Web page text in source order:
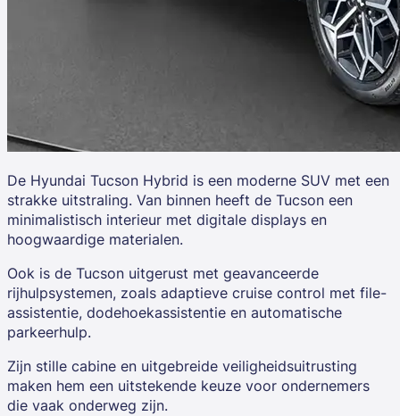
De Hyundai Tucson Hybrid is een moderne SUV met een
strakke uitstraling. Van binnen heeft de Tucson een
minimalistisch interieur met digitale displays en
hoogwaardige materialen.
Ook is de Tucson uitgerust met geavanceerde
rijhulpsystemen, zoals adaptieve cruise control met file-
assistentie, dodehoekassistentie en automatische
parkeerhulp.
Zijn stille cabine en uitgebreide veiligheidsuitrusting
maken hem een uitstekende keuze voor ondernemers
die vaak onderweg zijn.